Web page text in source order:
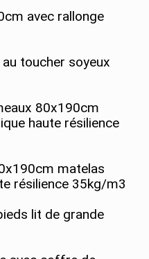
avec rallonge
toucher soyeux
80x190cm
haute résilience
matelas
résilience 35kg/m3
lit de grande